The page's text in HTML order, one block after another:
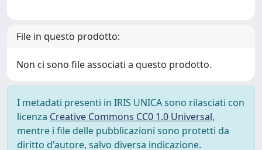
File in questo prodotto:
Non ci sono file associati a questo prodotto.
I metadati presenti in IRIS UNICA sono rilasciati con
licenza Creative Commons CC0 1.0 Universal,
mentre i file delle pubblicazioni sono protetti da
diritto d'autore, salvo diversa indicazione.